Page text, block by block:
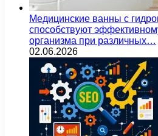
Медицинские ванны с
способствуют
организма при различных…
02.06.2026